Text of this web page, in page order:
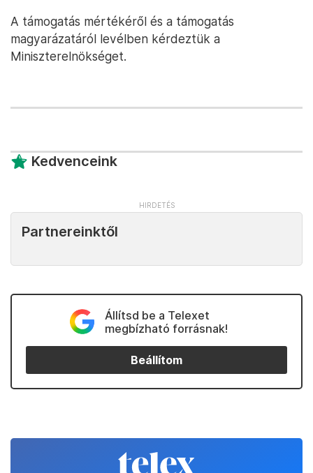
A támogatás mértékéről és a támogatás
magyarázatáról levélben kérdeztük a
Miniszterelnökséget.
Kedvenceink
Partnereinktől
Állítsd be a Telexet
megbízható forrásnak!
Beállítom